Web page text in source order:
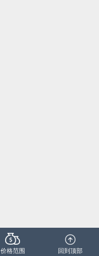
价格范围 回到顶部